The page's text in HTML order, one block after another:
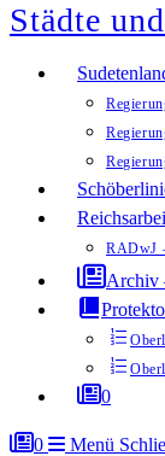
Website
durchsuchen
Städte
RADwJ
Archiv
0
0 Menü